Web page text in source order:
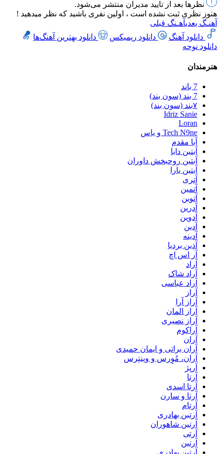
نظرها بعد از تایید مدیران منتشر می‌شود.
هنوز نظری ثبت نشده است ، اولین نفری باشید که نظر میدهید !
آهنـگ بعدیآهـنگ قبلی
دانلود آهنگ
دانلود ریمیکس
دانلود بهترین آهنگ‌ها
دانلود نوحه
هنرمندان
7 باند
7 بند (سون بند)
۷بند (سون بند)
Idriz Sanie
Loran
Tech N9ne و یاس
آبا مقدم
آبتین دابا
آبتین روحبخش داوران
آبتین یارا
آتری
آتمین
آتوین
آدرین
آدوین
آدین
آدینه
آذین بردیا
آر اس اچ
آراد
آراد شاک
آراد عباسی
آراز
آراز آرا
آراز المان
آراز نصیری
آراکوم
آران
آران براتی و ایمان حمیدی
آران، مُوِرس و وینتِرس
آرپژ
آرتا
آرتا اسدی
آرتا و سارن
آرتام
آرتبن بهادری
آرتين شاهوران
آرتی
آرتین
آرتین بهادری